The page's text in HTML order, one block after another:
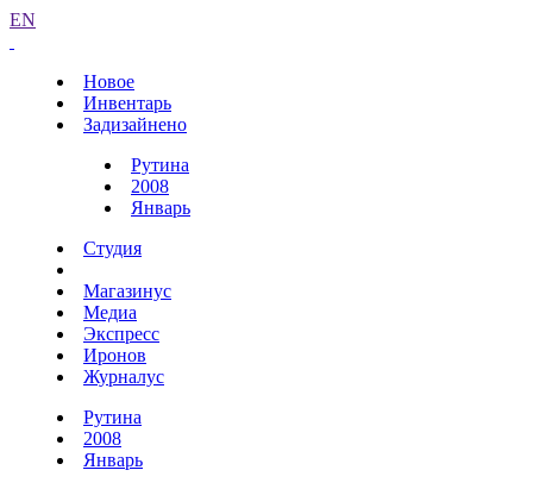
EN
Новое
Инвентарь
Задизайнено
Рутина
2008
Январь
Студия
Магазинус
Медиа
Экспресс
Иронов
Журналус
Рутина
2008
Январь